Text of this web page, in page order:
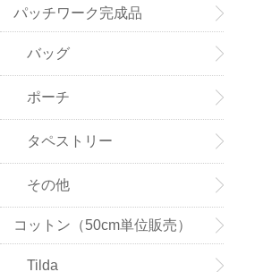
パッチワーク完成品
バッグ
ポーチ
タペストリー
その他
コットン（50cm単位販売）
Tilda